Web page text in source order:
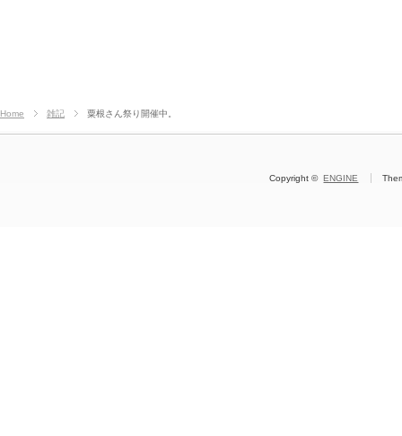
Home 雑記 粟根さん祭り開催中。
Copyright ©ENGINE